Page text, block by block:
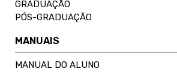
GRADUAÇÃO
PÓS-GRADUAÇÃO
MANUAIS
MANUAL DO ALUNO